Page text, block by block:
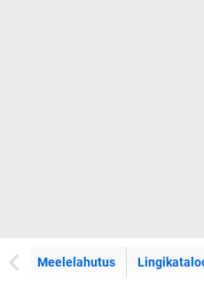
Meelelahutus